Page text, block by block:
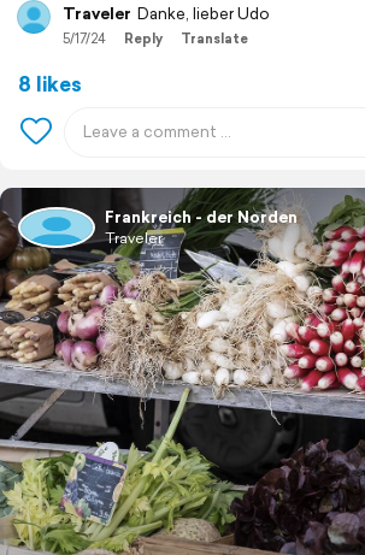
Traveler Danke, lieber Udo
5/17/24 Reply Translate
8 likes
Frankreich - der Norden
Traveler